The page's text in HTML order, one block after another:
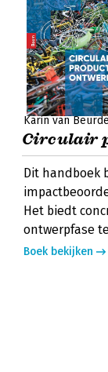
Karin van
Circulair
Dit handboek
Het biedt
ontwerpfase
Boek bekijken